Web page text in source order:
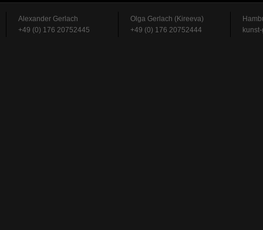
Alexander Gerlach
+49 (0) 176 20752445
Olga Gerlach (Kireeva)
+49 (0) 176 20752444